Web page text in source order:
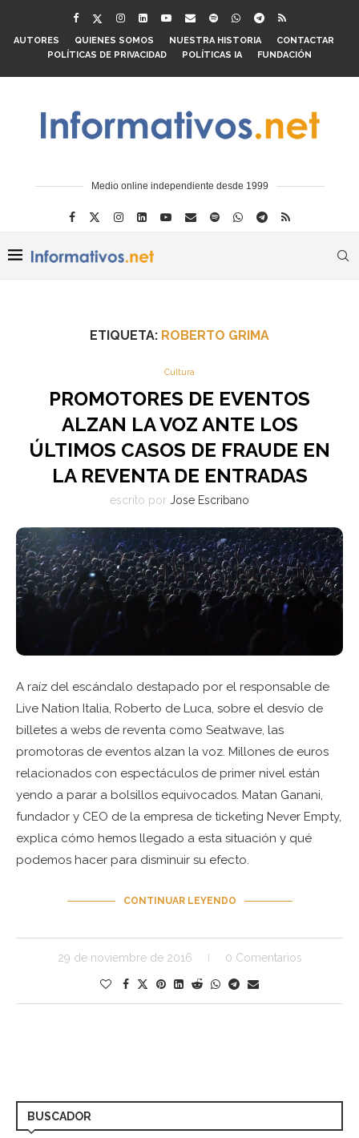
AUTORES QUIENES SOMOS NUESTRA HISTORIA
CONTACTAR
POLÍTICAS DE PRIVACIDAD
POLÍTICAS IA FUNDACIÓN
Medio online independiente desde 1999
ETIQUETA: ROBERTO GRIMA
Cultura
PROMOTORES DE EVENTOS
ALZAN LA VOZ ANTE LOS
ÚLTIMOS CASOS DE FRAUDE EN
LA REVENTA DE ENTRADAS
escrito por Jose Escribano
A raíz del escándalo destapado por el responsable de
Live Nation Italia, Roberto de Luca, sobre el desvío de
billetes a webs de reventa como Seatwave, las
promotoras de eventos alzan la voz. Millones de euros
relacionados con espectáculos de primer nivel están
yendo a parar a bolsillos equivocados. Matan Ganani,
fundador y CEO de la empresa de ticketing Never Empty,
explica cómo hemos llegado a esta situación y qué
podemos hacer para disminuir su efecto.
CONTINUAR LEYENDO
29 de noviembre de 2016 0 Comentarios
BUSCADOR